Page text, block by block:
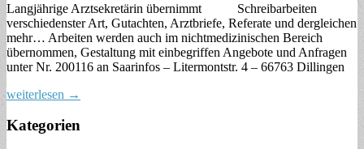
Langjährige Arztsekretärin übernimmt Schreibarbeiten
verschiedenster Art, Gutachten, Arztbriefe, Referate und dergleichen
mehr… Arbeiten werden auch im nichtmedizinischen Bereich
übernommen, Gestaltung mit einbegriffen Angebote und Anfragen
unter Nr. 200116 an Saarinfos – Litermontstr. 4 – 66763 Dillingen
weiterlesen →
Kategorien